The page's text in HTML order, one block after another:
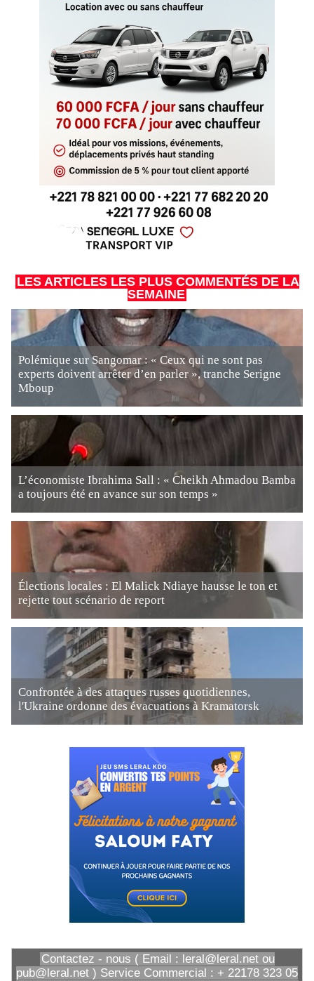
LES ARTICLES LES PLUS COMMENTÉS DE LA
SEMAINE
Polémique sur Sangomar : « Ceux qui ne sont pas
experts doivent arrêter d’en parler », tranche Serigne
Mboup
L’économiste Ibrahima Sall : « Cheikh Ahmadou Bamba
a toujours été en avance sur son temps »
Élections locales : El Malick Ndiaye hausse le ton et
rejette tout scénario de report
Confrontée à des attaques russes quotidiennes,
l'Ukraine ordonne des évacuations à Kramatorsk
Contactez - nous ( Email : leral@leral.net ou
pub@leral.net ) Service Commercial : + 22178 323 05